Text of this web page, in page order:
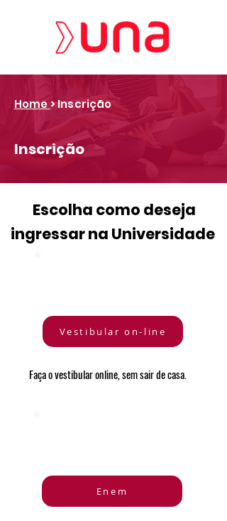
Home> Inscrição
Inscrição
Escolha como deseja
ingressar na Universidade
Vestibular on-line
Faça o vestibular online, sem sair de casa.
Enem